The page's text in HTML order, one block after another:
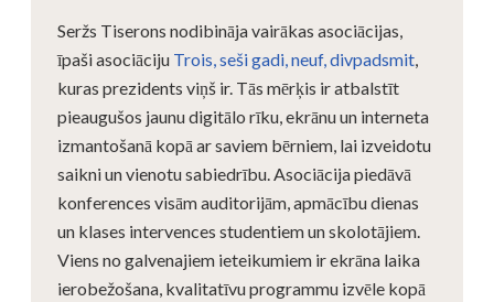
Seržs Tiserons nodibināja vairākas asociācijas,
īpaši asociāciju Trois, seši gadi, neuf, divpadsmit
kuras prezidents viņš ir. Tās mērķis ir atbalstīt
pieaugušos jaunu digitālo rīku, ekrānu un interneta
izmantošanā kopā ar saviem bērniem, lai izveidotu
saikni un vienotu sabiedrību. Asociācija piedāvā
konferences visām auditorijām, apmācību dienas
un klases intervences studentiem un skolotājiem.
Viens no galvenajiem ieteikumiem ir ekrāna laika
ierobežošana, kvalitatīvu programmu izvēle kopā